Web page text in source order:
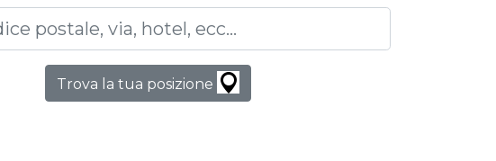
Trova la tua posizione